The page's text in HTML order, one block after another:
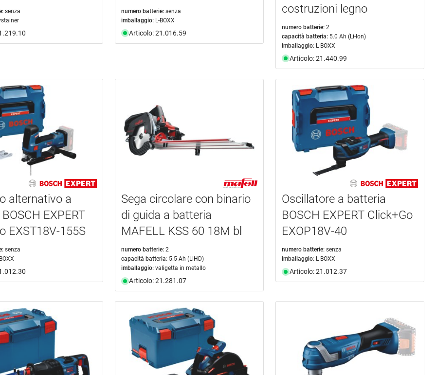
senza
numero batterie: senza
imballaggio: L-BOXX
Articolo: 21.016.59
costruzioni legno
numero batterie: 2
capacità batteria: 5.0 Ah (Li-Ion)
imballaggio: L-BOXX
Articolo: 21.440.99
alternativo a
EXPERT
EXST18V-155S
senza
Sega circolare con binario
di guida a batteria
MAFELL KSS 60 18M bl
numero batterie: 2
capacità batteria: 5.5 Ah (LiHD)
imballaggio: valigetta in metallo
Articolo: 21.281.07
Oscillatore a batteria
BOSCH EXPERT Click+Go
EXOP18V-40
numero batterie: senza
imballaggio: L-BOXX
Articolo: 21.012.37